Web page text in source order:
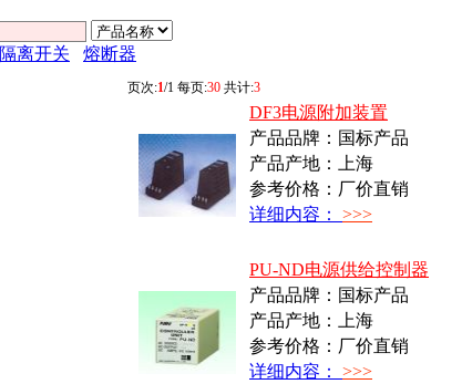
隔离开关 熔断器
页次:1/1 每页:30 共计:3
DF3电源附加装置
产品品牌：国标产品
产品产地：上海
参考价格：厂价直销
详细内容： >>>
PU-ND电源供给控制器
产品品牌：国标产品
产品产地：上海
参考价格：厂价直销
详细内容： >>>